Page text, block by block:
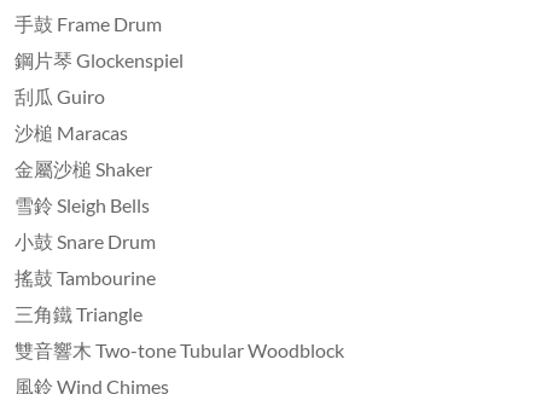
手鼓 Frame Drum
鋼片琴 Glockenspiel
刮瓜 Guiro
沙槌 Maracas
金屬沙槌 Shaker
雪鈴 Sleigh Bells
小鼓 Snare Drum
搖鼓 Tambourine
三角鐵 Triangle
雙音響木 Two-tone Tubular Woodblock
風鈴 Wind Chimes